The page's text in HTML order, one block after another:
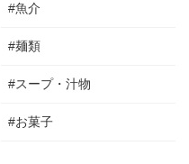
#魚介
#麺類
#スープ・汁物
#お菓子